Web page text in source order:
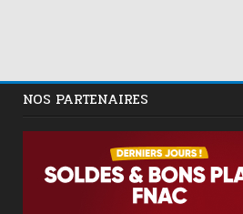
NOS PARTENAIRES